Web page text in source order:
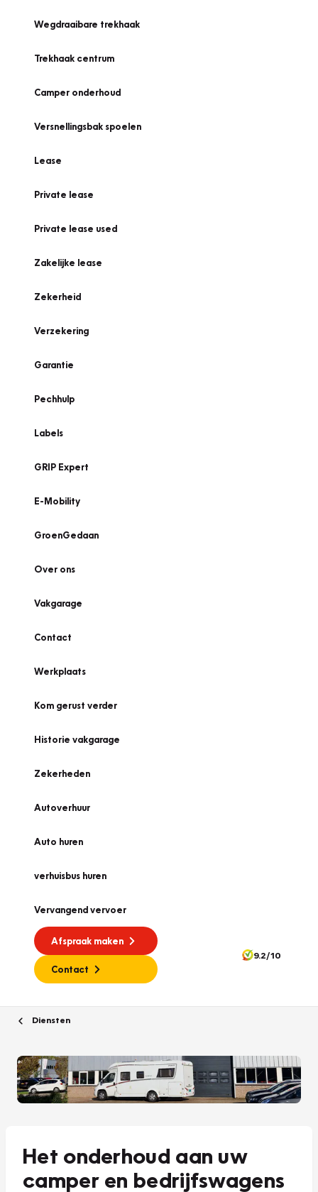
Wegdraaibare trekhaak
Trekhaak centrum
Camper onderhoud
Versnellingsbak spoelen
Lease
Private lease
Private lease used
Zakelijke lease
Zekerheid
Verzekering
Garantie
Pechhulp
Labels
GRIP Expert
E-Mobility
GroenGedaan
Over ons
Vakgarage
Contact
Werkplaats
Kom gerust verder
Historie vakgarage
Zekerheden
Autoverhuur
Auto huren
verhuisbus huren
Vervangend vervoer
Afspraak maken
Contact
9.2/10
Diensten
Het onderhoud aan uw
camper en bedrijfswagens